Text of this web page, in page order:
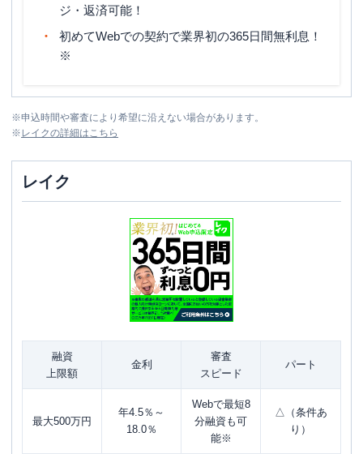
ジ・返済可能！
初めてWebでの契約で業界初の365日間無利息！
※
※申込時間や審査により希望に沿えない場合があります。
※ レイクの詳細はこちら
レイク
融資
上限額
金利
審査
スピード
パート
最大500万円
年4.5％～
18.0％
Webで最短8
分融資も可
能※
△（条件あ
り）